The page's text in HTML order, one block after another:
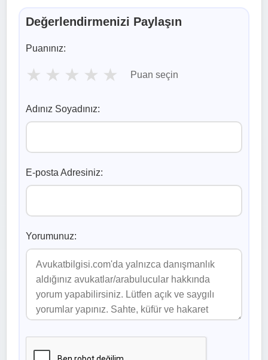
Değerlendirmenizi Paylaşın
Puanınız:
★ ★ ★ ★ ★ Puan seçin
Adınız Soyadınız:
E-posta Adresiniz:
Yorumunuz: